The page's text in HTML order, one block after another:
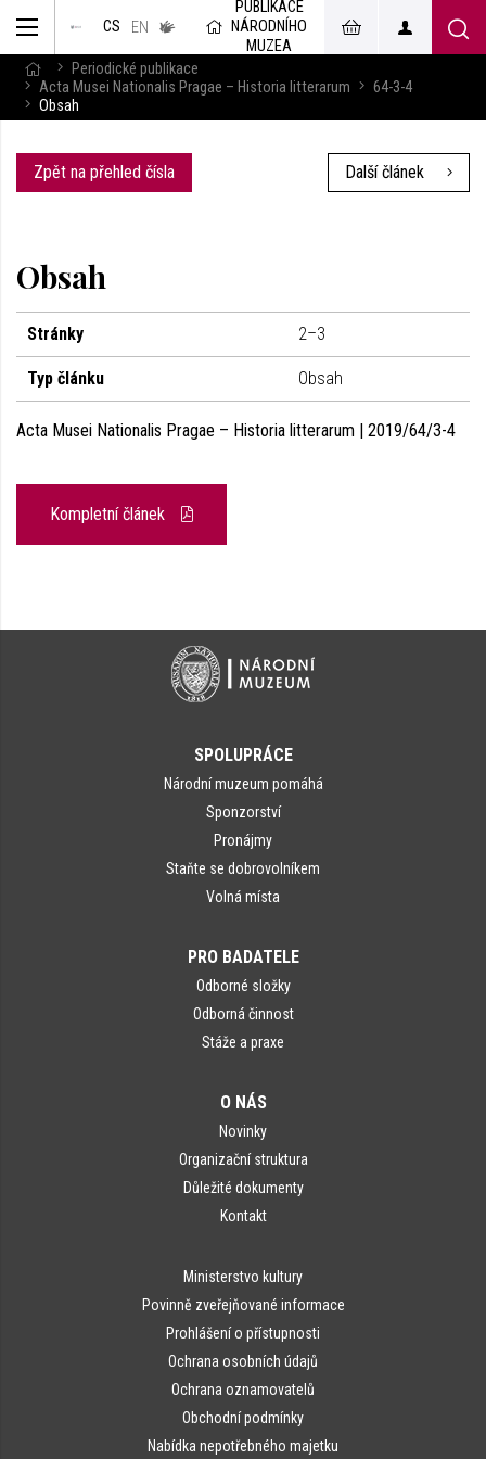
CS EN
v českém
jazyce
PUBLIKACE
NÁRODNÍHO
MUZEA
Periodické publikace
Acta Musei Nationalis Pragae – Historia litterarum
64-3-4
Obsah
Zpět na přehled čísla Další článek
Obsah
Stránky 2–3
Typ článku Obsah
Acta Musei Nationalis Pragae – Historia litterarum | 2019/64/3-4
Kompletní článek
SPOLUPRÁCE
Národní muzeum pomáhá
Sponzorství
Pronájmy
Staňte se dobrovolníkem
Volná místa
PRO BADATELE
Odborné složky
Odborná činnost
Stáže a praxe
O NÁS
Novinky
Organizační struktura
Důležité dokumenty
Kontakt
Ministerstvo kultury
Povinně zveřejňované informace
Prohlášení o přístupnosti
Ochrana osobních údajů
Ochrana oznamovatelů
Obchodní podmínky
Nabídka nepotřebného majetku